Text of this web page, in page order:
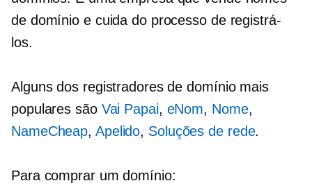
de domínio e cuida do processo de registrá-
los.
Alguns dos registradores de domínio mais
populares são Vai Papai, eNom, Nome,
NameCheap, Apelido, Soluções de rede.
Para comprar um domínio: